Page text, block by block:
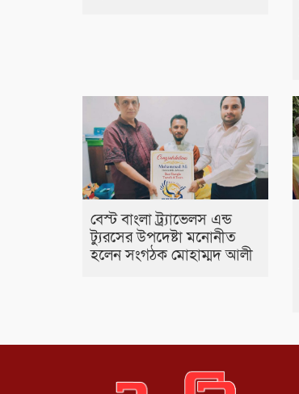
বেস্ট বাংলা ট্র্যাভেলস এন্ড
ট্যুরসের উপদেষ্টা মনোনীত
হলেন সংগঠক মোহাম্মদ আলী